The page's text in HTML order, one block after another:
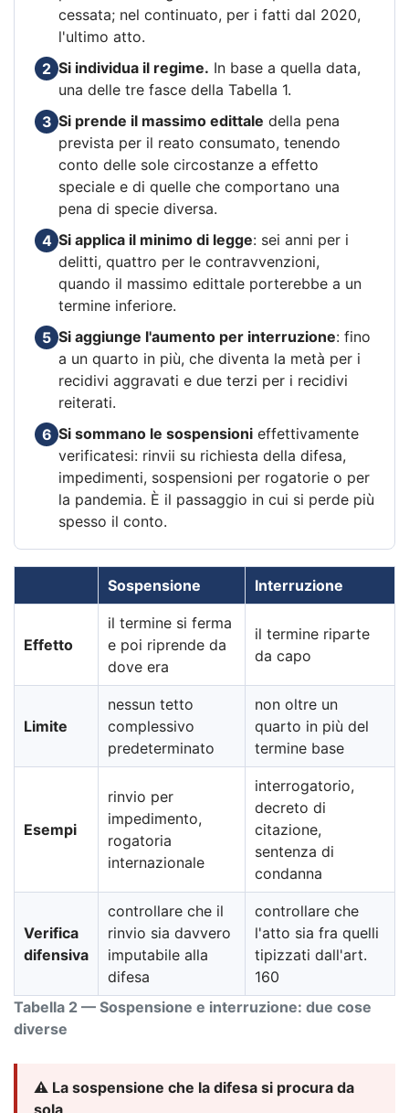
cessata; nel continuato, per i fatti dal 2020,
l'ultimo atto.
2 Si individua il regime. In base a quella data,
una delle tre fasce della Tabella 1.
3 Si prende il massimo edittale della pena
prevista per il reato consumato, tenendo
conto delle sole circostanze a effetto
speciale e di quelle che comportano una
pena di specie diversa.
4 Si applica il minimo di legge: sei anni per i
delitti, quattro per le contravvenzioni,
quando il massimo edittale porterebbe a un
termine inferiore.
5 Si aggiunge l'aumento per interruzione: fino
a un quarto in più, che diventa la metà per i
recidivi aggravati e due terzi per i recidivi
reiterati.
6 Si sommano le sospensioni effettivamente
verificatesi: rinvii su richiesta della difesa,
impedimenti, sospensioni per rogatorie o per
la pandemia. È il passaggio in cui si perde più
spesso il conto.
Tabella 2 — Sospensione e interruzione: due cose
diverse
Sospensione Interruzione
Effetto
il termine si ferma
e poi riprende da
dove era
il termine riparte
da capo
Limite
nessun tetto
complessivo
predeterminato
non oltre un
quarto in più del
termine base
Esempi
rinvio per
impedimento,
rogatoria
internazionale
interrogatorio,
decreto di
citazione,
sentenza di
condanna
Verifica
difensiva
controllare che il
rinvio sia davvero
imputabile alla
difesa
controllare che
l'atto sia fra quelli
tipizzati dall'art.
160
⚠️ La sospensione che la difesa si procura da
sola